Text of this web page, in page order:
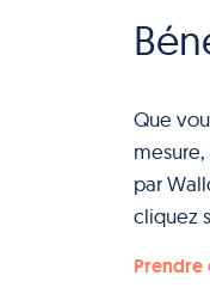
Que
par
cliquez
Prendre